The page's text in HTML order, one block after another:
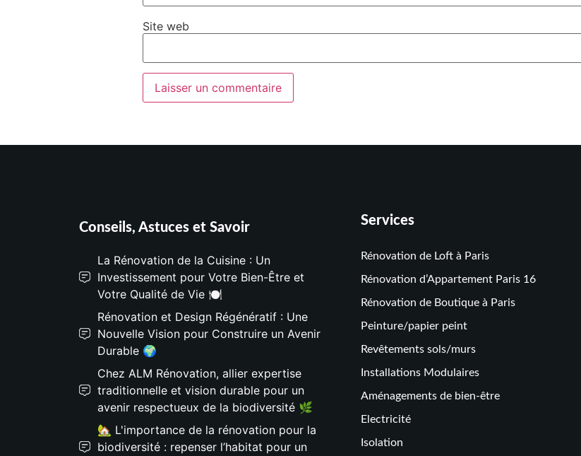
Site web
Conseils, Astuces et Savoir
La Rénovation de la Cuisine : Un
Investissement pour Votre Bien-Être et
Votre Qualité de Vie 🍽️
Rénovation et Design Régénératif : Une
Nouvelle Vision pour Construire un Avenir
Durable 🌍
Chez ALM Rénovation, allier expertise
traditionnelle et vision durable pour un
avenir respectueux de la biodiversité 🌿
🏡 L'importance de la rénovation pour la
biodiversité : repenser l’habitat pour un
Services
Rénovation de Loft à Paris
Rénovation d’Appartement Paris 16
Rénovation de Boutique à Paris
Peinture/papier peint
Revêtements sols/murs
Installations Modulaires
Aménagements de bien-être
Electricité
Isolation